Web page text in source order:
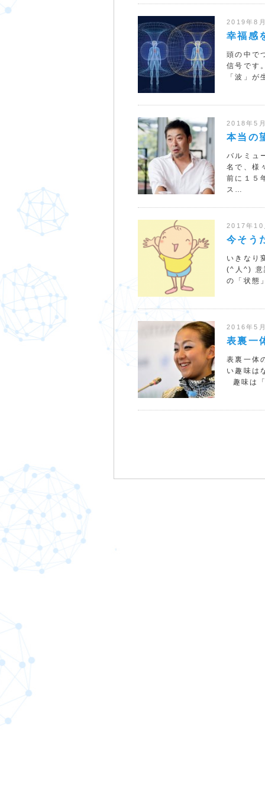
2019年8
幸福感
頭の中で
信号です
「波」
2018年5
本当の
バルミュ
名で、様
前に１５
ス…
2017年10
今そう
いきなり
(^人^) 意
の「状態
2016年5
表裏一
表裏一体
い趣味は
趣味は